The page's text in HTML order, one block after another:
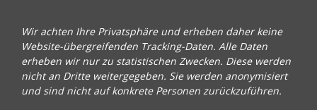
Wir achten Ihre Privatsphäre und erheben daher keine
Website-übergreifenden Tracking-Daten. Alle Daten
erheben wir nur zu statistischen Zwecken. Diese werden
nicht an Dritte weitergegeben. Sie werden anonymisiert
und sind nicht auf konkrete Personen zurückzuführen.